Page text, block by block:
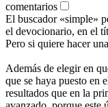
comentarios
El buscador «simple»
el devocionario, en el
Pero si quiere hacer
Además de elegir en
que se haya puesto en
resultados que en la